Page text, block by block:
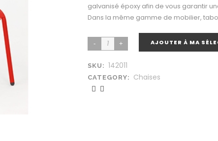
galvanisé époxy afin de vous garantir
Dans la même gamme de mobilier,
AJOUTER À MA
SKU: 142011
CATEGORY: Chaises